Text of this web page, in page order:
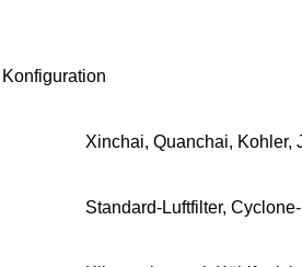
Xinchai, Quanchai, Kohler,
Standard-Luftfilter,